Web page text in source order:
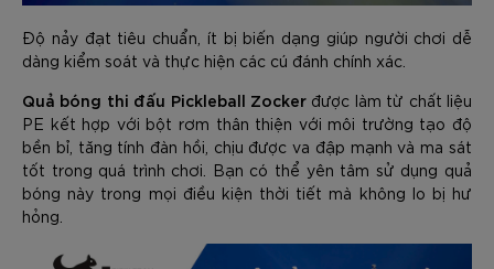
Độ nảy đạt tiêu chuẩn, ít bị biến dạng giúp người chơi dễ
dàng kiểm soát và thực hiện các cú đánh chính xác.
Quả bóng thi đấu Pickleball Zocker được làm từ chất liệu
PE kết hợp với bột rơm thân thiện với môi trường tạo độ
bền bỉ, tăng tính đàn hồi, chịu được va đập mạnh và ma sát
tốt trong quá trình chơi. Bạn có thể yên tâm sử dụng quả
bóng này trong mọi điều kiện thời tiết mà không lo bị hư
hỏng.